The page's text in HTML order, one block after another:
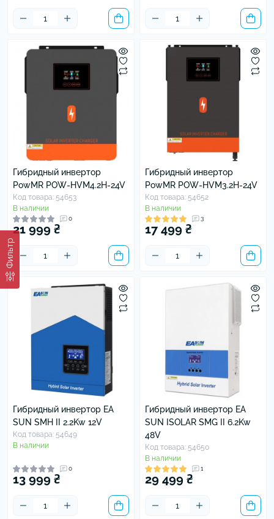
Фильтр
Гибридный инвертор
PowMR POW-HVM4.2H-24V
Код товара: 54653
В наличии
0
21 999 ₴
Гибридный инвертор
PowMR POW-HVM3.2H-24V
Код товара: 54652
В наличии
3
17 499 ₴
Гибридный инвертор EA
SUN SMH II 2.2Kw 12V
Код товара: 54649
В наличии
0
13 999 ₴
Гибридный инвертор EA
SUN ISOLAR SMG II 6.2Kw
48V
Код товара: 54650
В наличии
1
29 499 ₴